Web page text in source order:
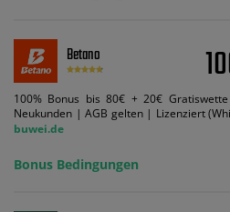
Betano
100% Bonus bis 80€ + 20€
Neukunden | AGB gelten | Lizenziert
buwei.de
Bonus Bedingungen